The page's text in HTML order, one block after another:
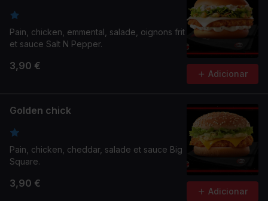
Pain, chicken, emmental, salade, oignons frit
et sauce Salt N Pepper.
3,90 €
Adicionar
Golden chick
Pain, chicken, cheddar, salade et sauce Big
Square.
3,90 €
Adicionar